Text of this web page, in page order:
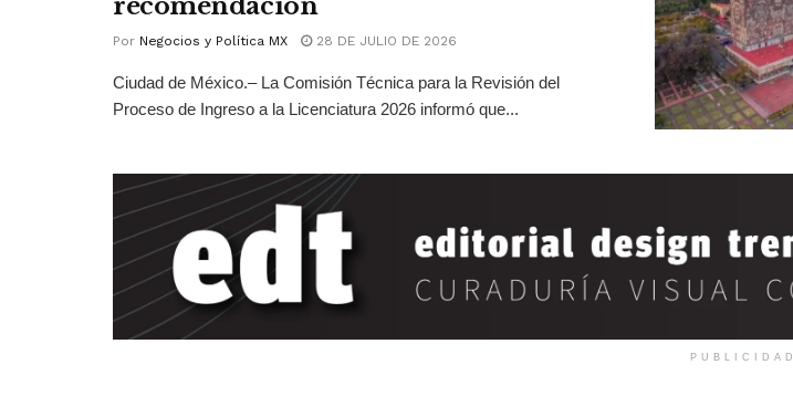
recomendación
Por Negocios y Política MX 28 DE JULIO DE 2026
Ciudad de México.– La Comisión Técnica para la Revisión del
Proceso de Ingreso a la Licenciatura 2026 informó que...
PUBLICIDAD